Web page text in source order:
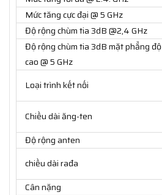
Mức tăng cực đại @ 5 GHz
Độ rộng chùm tia 3dB @2,4 GHz
Độ rộng chùm tia 3dB mặt phẳng độ
cao @ 5 GHz
Loại trình kết nối
Chiều dài ăng-ten
Độ rộng anten
chiều dài rađa
Cân nặng